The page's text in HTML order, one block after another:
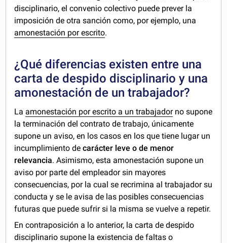
disciplinario, el convenio colectivo puede prever la
imposición de otra sanción como, por ejemplo, una
amonestación por escrito.
¿Qué diferencias existen entre una
carta de despido disciplinario y una
amonestación de un trabajador?
La amonestación por escrito a un trabajadorno supone
la terminación del contrato de trabajo, únicamente
supone un aviso, en los casos en los que tiene lugar un
incumplimiento decarácter leve o de menor
relevancia. Asimismo, esta amonestación supone un
aviso por parte del empleador sin mayores
consecuencias, por la cual se recrimina al trabajador su
conducta y se le avisa de las posibles consecuencias
futuras que puede sufrir si la misma se vuelve a repetir.
En contraposición a lo anterior, la carta de despido
disciplinario supone la existencia de faltas o